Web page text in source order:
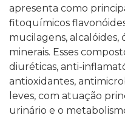
apresenta como
fitoquímicos
mucilagens, alcalóides,
minerais. Esses
diuréticas, anti-
antioxidantes,
leves, com atuação
urinário e o